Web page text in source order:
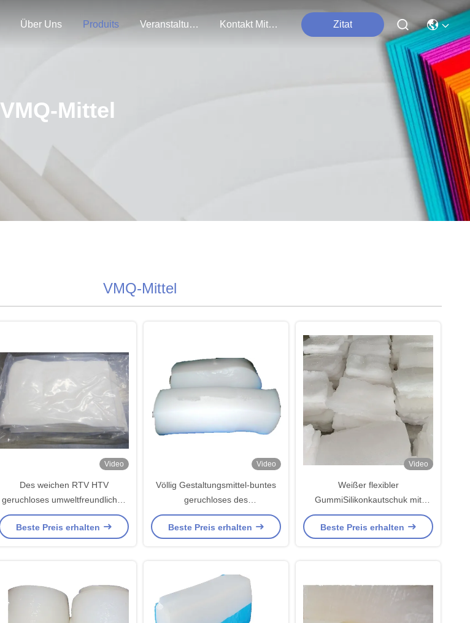
Über Uns Produits Veranstaltungen Kontakt Mit Uns Zitat
VMQ-Mittel
VMQ-Mittel
Video
Des weichen RTV HTV
geruchloses umweltfreundliches
Silikonkautschuk-Mittels MVQ
Beste Preis erhalten
Video
Völlig Gestaltungsmittel-buntes
geruchloses des
Silikonkautschuk-VMQ
Beste Preis erhalten
Video
Weißer flexibler
GummiSilikonkautschuk mit
hoher Dichte O Ring Raw
Material VMQ-Mittel-MVQ
Beste Preis erhalten